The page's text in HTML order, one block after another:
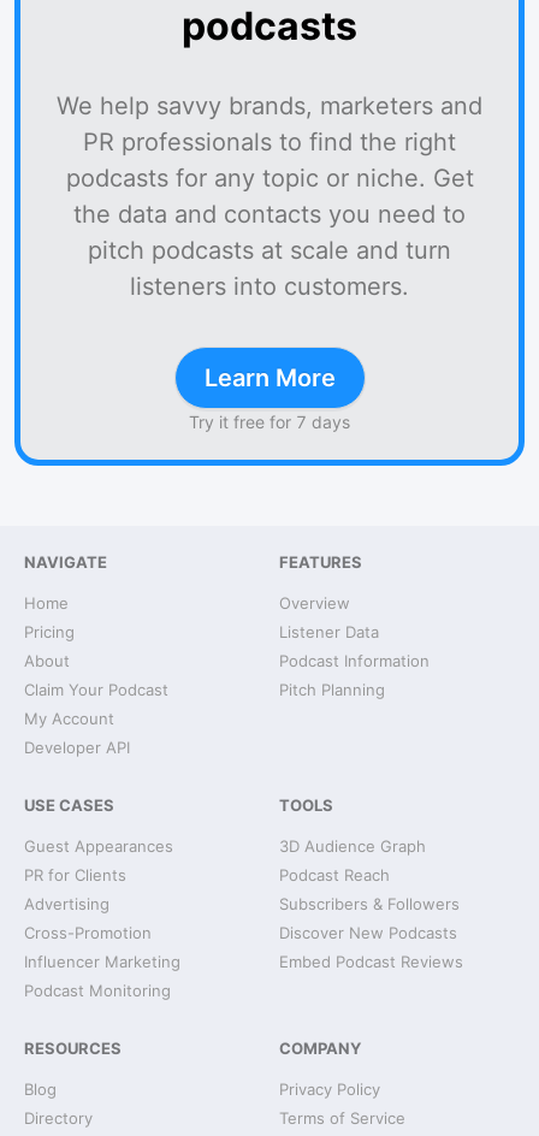
podcasts
We help savvy brands, marketers and
PR professionals to find the right
podcasts for any topic or niche. Get
the data and contacts you need to
pitch podcasts at scale and turn
listeners into customers.
Learn More
Try it free for 7 days
NAVIGATE
Home
Pricing
About
Claim Your Podcast
My Account
Developer API
FEATURES
Overview
Listener Data
Podcast Information
Pitch Planning
USE CASES
Guest Appearances
PR for Clients
Advertising
Cross-Promotion
Influencer Marketing
Podcast Monitoring
TOOLS
3D Audience Graph
Podcast Reach
Subscribers & Followers
Discover New Podcasts
Embed Podcast Reviews
RESOURCES
Blog
Directory
COMPANY
Privacy Policy
Terms of Service